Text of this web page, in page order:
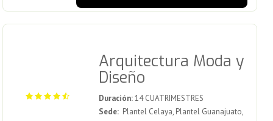
Arquitectura Moda y
Diseño
Duración:14 CUATRIMESTRES
Sede:Plantel Celaya, Plantel Guanajuato,